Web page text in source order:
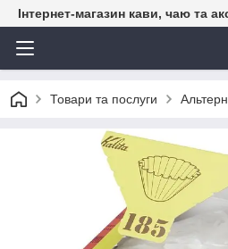
Інтернет-магазин кави, чаю та
Товари та послуги